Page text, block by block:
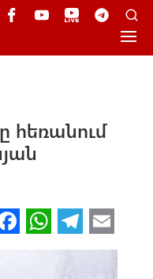
հեռանում
Fa W
h
Te
le m